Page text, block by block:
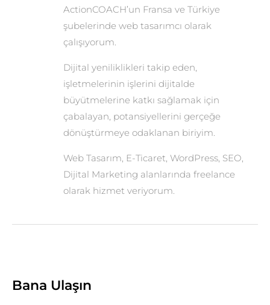
ActionCOACH’un Fransa ve Türkiye
şubelerinde web tasarımcı olarak
çalışıyorum.
Dijital yeniliklikleri takip eden,
işletmelerinin işlerini dijitalde
büyütmelerine katkı sağlamak için
çabalayan, potansiyellerini gerçeğe
dönüştürmeye odaklanan biriyim.
Web Tasarım, E-Ticaret, WordPress, SEO,
Dijital Marketing alanlarında freelance
olarak hizmet veriyorum.
Bana Ulaşın